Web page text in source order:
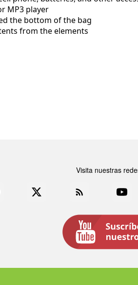
MP3 player
the bottom of the bag
from the elements
Visita nuestras
Twitter Rss